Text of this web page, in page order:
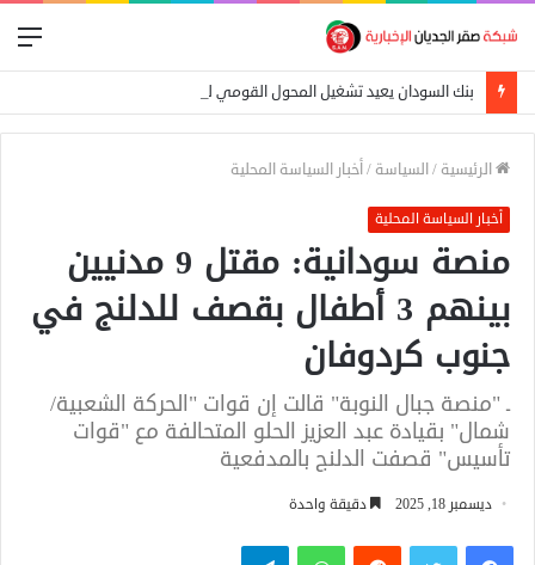
بنك السودان يعيد تشغيل المحول القومي للدفع الإلكتروني
الرئيسية /السياسة /أخبار السياسة المحلية
أخبار السياسة المحلية
منصة سودانية: مقتل 9 مدنيين
بينهم 3 أطفال بقصف للدلنج في
جنوب كردوفان
ـ "منصة جبال النوبة" قالت إن قوات "الحركة الشعبية/
شمال" بقيادة عبد العزيز الحلو المتحالفة مع "قوات
تأسيس" قصفت الدلنج بالمدفعية
ديسمبر 18, 2025 دقيقة واحدة
فيسبوكتويتر واتساب تيلقرام